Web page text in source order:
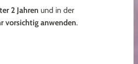
2 Jahren und in der
vorsichtig anwenden.